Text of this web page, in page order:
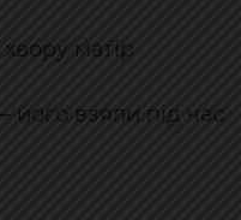
матір
його взяли під час